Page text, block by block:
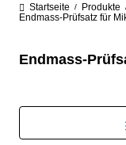
Startseite / Produkte
Endmass-Prüfsatz für
Endmass-